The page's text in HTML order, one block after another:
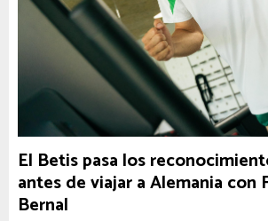
El Betis pasa los
antes de viajar a Alemania con
Bernal